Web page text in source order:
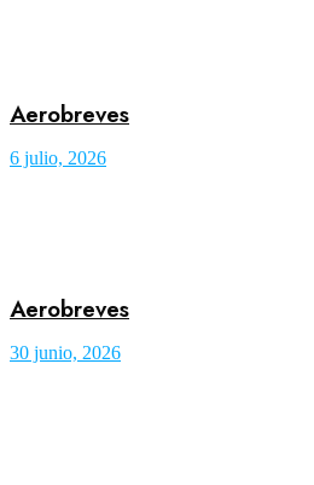
Aerobreves
6 julio, 2026
Aerobreves
30 junio, 2026